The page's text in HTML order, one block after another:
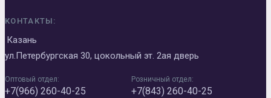
КОНТАКТЫ:
Казань
ул.Петербургская 30, цокольный эт. 2ая дверь
Оптовый отдел:
+7(966) 260-40-25
Розничный отдел:
+7(843) 260-40-25